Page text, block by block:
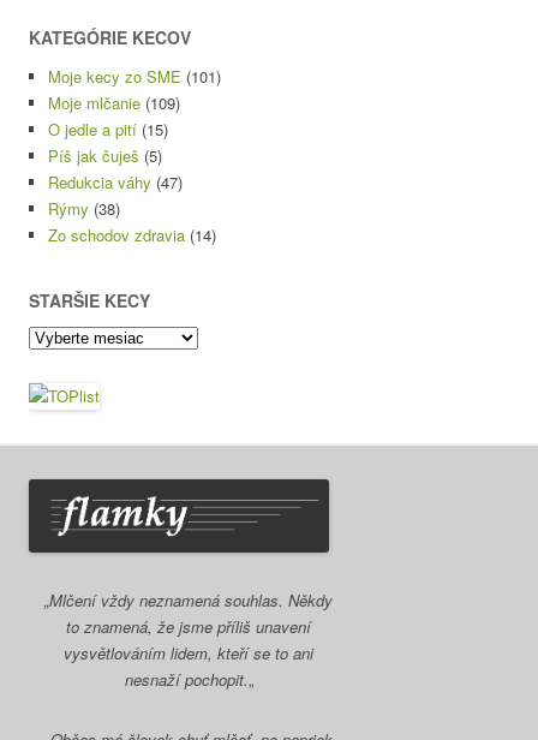
KATEGÓRIE KECOV
Moje kecy zo SME (101)
Moje mlčanie (109)
O jedle a pití (15)
Píš jak čuješ (5)
Redukcia váhy (47)
Rýmy (38)
Zo schodov zdravia (14)
STARŠIE KECY
Staršie
kecy
„Mlčení vždy neznamená souhlas. Někdy
to znamená, že jsme příliš unavení
vysvětlováním lidem, kteří se to ani
nesnaží pochopit.„